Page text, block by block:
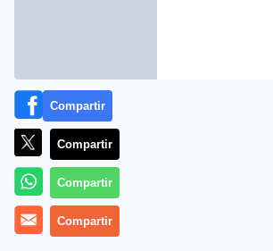
EnTurín, en el día en el que se
Compartir
Compartir
Compartir
Compartir